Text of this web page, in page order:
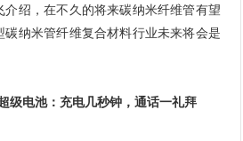
介绍，在不久的将来碳纳米纤维管有望
碳纳米管纤维复合材料行业未来将会是
级电池：充电几秒钟，通话一礼拜